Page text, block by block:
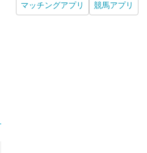
マッチングアプリ 競馬アプリ